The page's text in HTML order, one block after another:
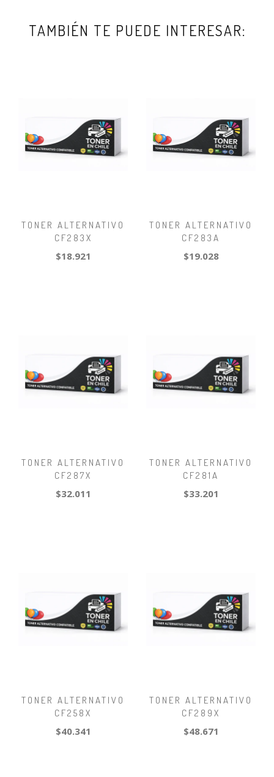
TAMBIÉN TE PUEDE INTERESAR:
TONER ALTERNATIVO
CF283X
$18.921
TONER ALTERNATIVO
CF283A
$19.028
TONER ALTERNATIVO
CF287X
$32.011
TONER ALTERNATIVO
CF281A
$33.201
TONER ALTERNATIVO
CF258X
$40.341
TONER ALTERNATIVO
CF289X
$48.671